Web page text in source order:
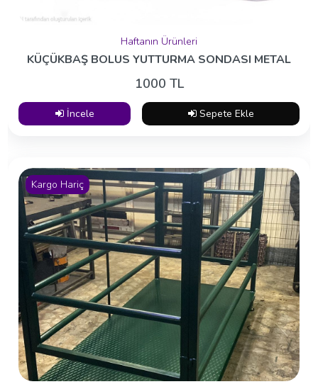
Haftanın Ürünleri
KÜÇÜKBAŞ BOLUS YUTTURMA SONDASI METAL
1000 TL
İncele Sepete Ekle
Kargo Hariç